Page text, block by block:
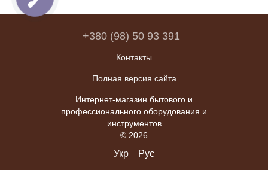
+380 (98) 50 93 391
Контакты
Полная версия сайта
Интернет-магазин бытового и
профессионального оборудования и
инструментов
© 2026
Укр Рус